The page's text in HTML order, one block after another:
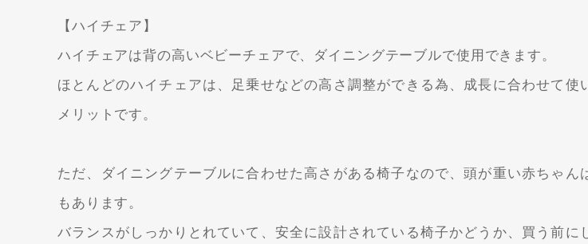
【ハイチェア】
ハイチェアは背の高いベビーチェアで、ダイニングテーブルで使用できます。
ほとんどのハイチェアは、足乗せなどの高さ調整ができる為、成長に合わせて使
メリットです。
ただ、ダイニングテーブルに合わせた高さがある椅子なので、頭が重い赤ちゃん
もあります。
バランスがしっかりとれていて、安全に設計されている椅子かどうか、買う前に